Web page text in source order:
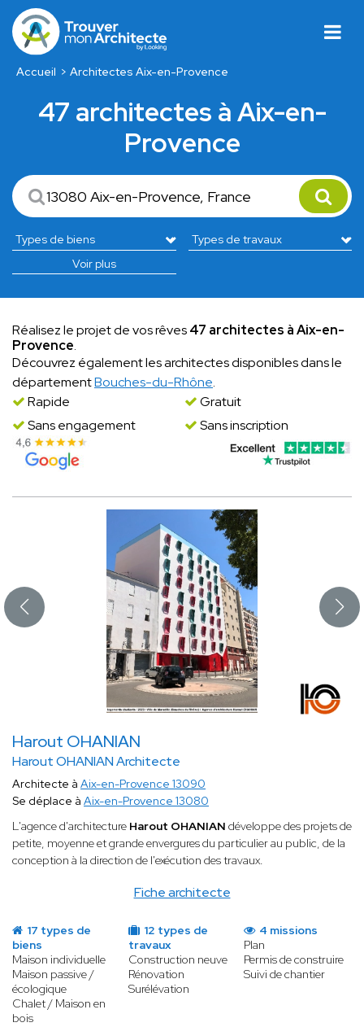
Accueil Architectes Aix-en-Provence
47 architectes à Aix-en-
Provence
Voir plus
Réalisez le projet de vos rêves47 architectes à Aix-en-
Provence.
Découvrez également les architectes disponibles dans le
départementBouches-du-Rhône.
Rapide
Gratuit
Sans engagement
Sans inscription
Harout OHANIAN
Harout OHANIAN Architecte
Fiche architecte
Architecte à Aix-en-Provence 13090
Se déplace à Aix-en-Provence 13080
L'agence d'architecture Harout OHANIAN développe des projets de
petite, moyenne et grande envergures du particulier au public, de la
conception à la direction de l'exécution des travaux.
17 types de
biens
Maison individuelle
Maison passive /
écologique
Chalet / Maison en
bois
12 types de
travaux
Construction neuve
Rénovation
Surélévation
4 missions
Plan
Permis de construire
Suivi de chantier